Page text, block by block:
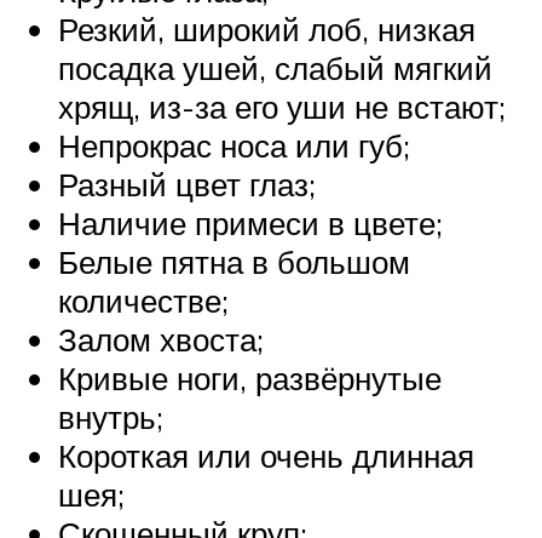
Резкий, широкий лоб, низкая
посадка ушей, слабый мягкий
хрящ, из-за его уши не встают;
Непрокрас носа или губ;
Разный цвет глаз;
Наличие примеси в цвете;
Белые пятна в большом
количестве;
Залом хвоста;
Кривые ноги, развёрнутые
внутрь;
Короткая или очень длинная
шея;